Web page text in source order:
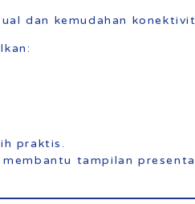
dan kemudahan
praktis.
tampilan